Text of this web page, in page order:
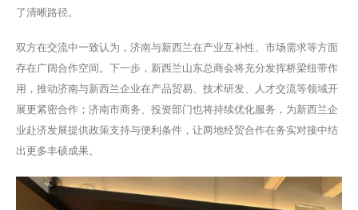
了清晰路径。
双方在交流中一致认为，济南与新西兰在产业互补性、市场需求等方面
存在广阔合作空间。下一步，新西兰山东总商会将充分发挥桥梁纽带作
用，推动济南与新西兰企业在产品贸易、技术研发、人才交流等领域开
展更紧密合作；济南市商务、投资部门也将持续优化服务，为新西兰企
业赴济发展提供政策支持与便利条件，让两地经贸合作在务实对接中结
出更多丰硕成果。